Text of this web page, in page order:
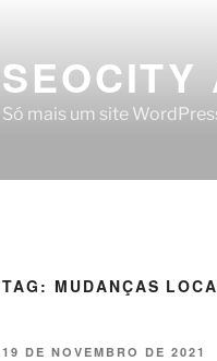
SEOCITY
Só mais um site
TAG: MUDANÇAS
19 DE NOVEMBRO DE 2021